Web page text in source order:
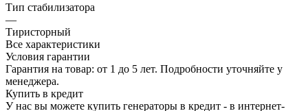
Тип стабилизатора
—
Тиристорный
Все характеристики
Условия гарантии
Гарантия на товар: от 1 до 5 лет. Подробности уточняйте у
менеджера.
Купить в кредит
У нас вы можете купить генераторы в кредит - в интернет-